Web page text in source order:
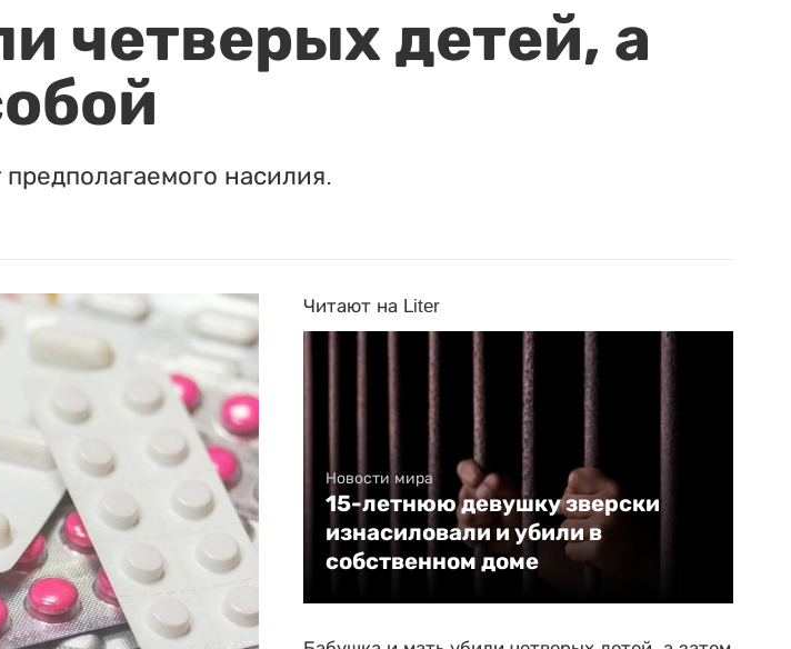
четверых детей, а
насилия.
Читают на Liter
Новости мира
15-летнюю девушку зверски
изнасиловали и убили в
собственном доме